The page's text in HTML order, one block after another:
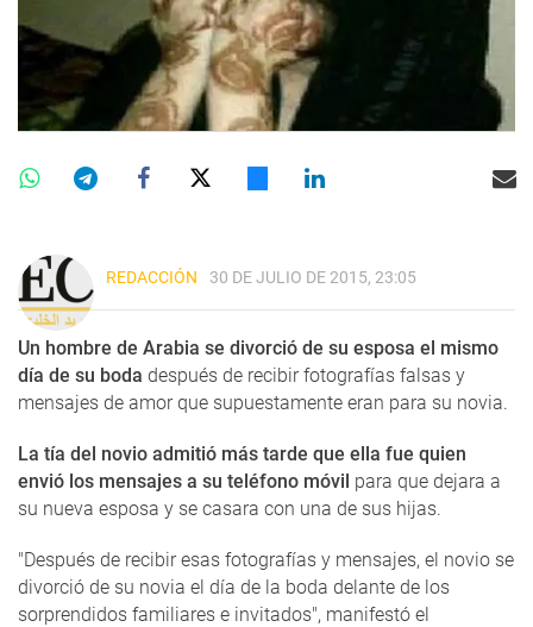
REDACCIÓN 30 DE JULIO DE 2015, 23:05
Un hombre de Arabia se divorció de su esposa el mismo
día de su boda después de recibir fotografías falsas y
mensajes de amor que supuestamente eran para su novia.
La tía del novio admitió más tarde que ella fue quien
envió los mensajes a su teléfono móvil para que dejara a
su nueva esposa y se casara con una de sus hijas.
"Después de recibir esas fotografías y mensajes, el novio se
divorció de su novia el día de la boda delante de los
sorprendidos familiares e invitados", manifestó el